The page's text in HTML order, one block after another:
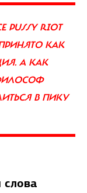
RIOT
КАК
А КАК
В ПИКУ
слова